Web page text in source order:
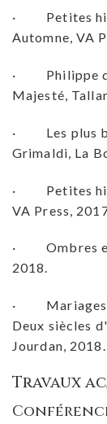
· Petites
Automne, VA
· Philippe
Majesté,
· Les plus
Grimaldi, La
· Petites
VA Press,
· Ombres et
2018.
· Mariages
Deux siècles
Jourdan, 2018.
Travaux